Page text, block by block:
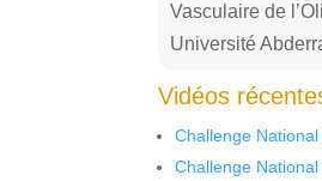
Vasculaire de
Université
Vidéos
Challenge
Challenge